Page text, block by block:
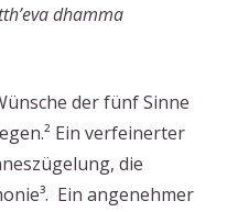
dhamma
der fünf Sinne
Ein verfeinerter
die
Ein angenehmer